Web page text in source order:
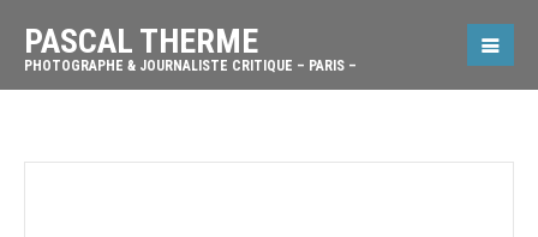
PASCAL THERME
PHOTOGRAPHE & JOURNALISTE CRITIQUE – PARIS –